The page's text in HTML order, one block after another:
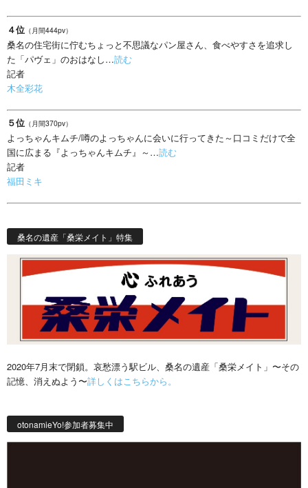
４位 （月間444pv）
桑名の住宅街に佇むちょっと不思議なパン屋さん、食べやすさを追求し
た「パヴェ」のおはなし…読む
記者
木全彩花
５位 （月間370pv）
よっちゃんキムチ/噂のよっちゃんに会いに行ってきた～口コミだけで全
国に広まる『よっちゃんキムチ』～…読む
記者
福田ミキ
桑名の遺産「桑栄メイト」特集
2020年7月末で閉鎖。哀愁漂う駅ビル、桑名の遺産「桑栄メイト」〜その
記憶、消えぬよう〜詳しくはこちらから。
otonamieYo!参加者募集中